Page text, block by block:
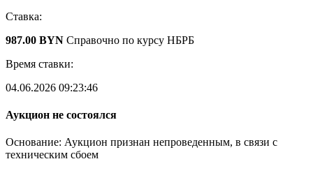
Ставка:
987.00 BYN Справочно по курсу НБРБ
Время ставки:
04.06.2026 09:23:46
Аукцион не состоялся
Основание: Аукцион признан непроведенным, в связи с
техническим сбоем